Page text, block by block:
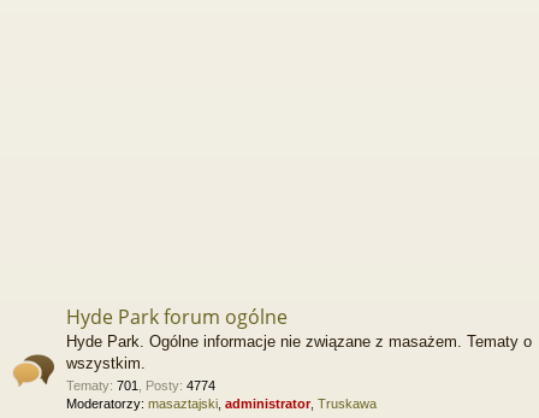
Hyde Park forum ogólne
Hyde Park. Ogólne informacje nie związane z masażem. Tematy o
wszystkim.
Tematy: 701 Posty: 4774
Moderatorzy: masaztajski administrator, Truskawa